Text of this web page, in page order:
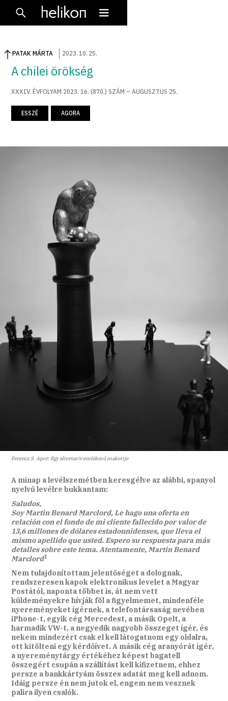
PATAK MÁRTA 2023. 10. 25.
A chilei örökség
XXXIV. ÉVFOLYAM 2023. 16. (870.) SZÁM – AUGUSZTUS 25.
ESSZÉ AGORA
Ferencz S. Apor: Egy alternatív emlékmű makettje
A minap a levélszemétben keresgélve az alábbi, spanyol
nyelvű levélre bukkantam:
Saludos,
Soy Martin Benard Marclord, Le hago una oferta en
relación con el fondo de mi cliente fallecido por valor de
13,6 millones de dólares estadounidenses, que lleva el
mismo apellido que usted. Espero su respuesta para más
detalles sobre este tema. Atentamente, Martin Benard
Marclord1
Nem tulajdonítottam jelentőséget a dolognak,
rendszeresen kapok elektronikus levelet a Magyar
Postától, naponta többet is, át nem vett
küldeményekre hívják föl a figyelmemet, mindenféle
nyereményeket ígérnek, a telefontársaság nevében
iPhone-t, egyik cég Mercedest, a másik Opelt, a
harmadik VW-t, a negyedik nagyobb összeget ígér, és
nekem mindezért csak el kell látogatnom egy oldalra,
ott kitölteni egy kérdőívet. A másik cég aranyórát ígér,
a nyereménytárgy értékéhez képest bagatell
összegért csupán a szállítást kell kifizetnem, ehhez
persze a bankkártyám összes adatát meg kell adnom.
Idáig persze én nem jutok el, engem nem vesznek
palira ilyen csalók.